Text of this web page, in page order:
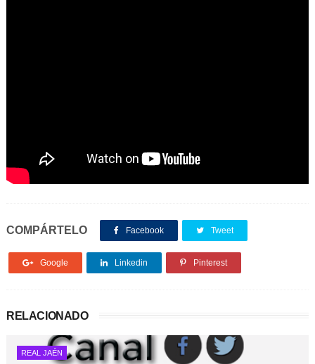
COMPÁRTELO Facebook Tweet
Google Linkedin Pinterest
RELACIONADO
REAL JAÉN